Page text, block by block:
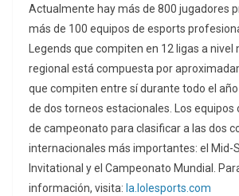
Actualmente hay más de 800 jugadores
más de 100 equipos de esports
Legends que compiten en 12 ligas a nivel
regional está compuesta por
que compiten entre sí durante todo el
de dos torneos estacionales. Los equipos
de campeonato para clasificar a las dos
internacionales más importantes: el Mid-
Invitational y el Campeonato Mundial.
información, visita: la.lolesports.com